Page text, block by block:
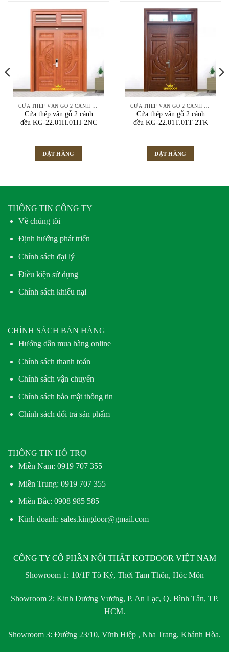
Cửa thép vân gỗ 2 cánh
đều KG-22.01H.01H-2NC
ĐẶT HÀNG
Cửa thép vân gỗ 2 cánh
đều KG-22.01T.01T-2TK
ĐẶT HÀNG
THÔNG TIN CÔNG TY
Về chúng tôi
Định hướng phát triển
Chính sách đại lý
Điều kiện sử dụng
Chính sách khiếu nại
CHÍNH SÁCH BÁN HÀNG
Hướng dẫn mua hàng online
Chính sách thanh toán
Chính sách vận chuyển
Chính sách bảo mật thông tin
Chính sách đổi trả sản phẩm
THÔNG TIN HỖ TRỢ
Miền Nam: 0919 707 355
Miền Trung: 0919 707 355
Miền Bắc: 0908 985 585
Kinh doanh: sales.kingdoor@gmail.com
CÔNG TY CỔ PHẦN NỘI THẤT KOTDOOR VIỆT NAM
Showroom 1: 10/1F Tô Ký, Thới Tam Thôn, Hóc Môn
Showroom 2: Kinh Dương Vương, P. An Lạc, Q. Bình Tân, TP.
HCM.
Showroom 3: Đường 23/10, Vĩnh Hiệp , Nha Trang, Khánh Hòa.